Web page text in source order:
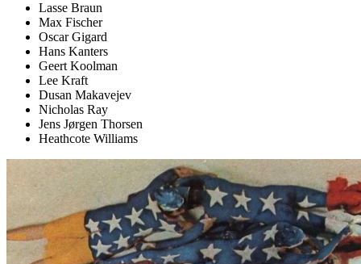
Lasse Braun
Max Fischer
Oscar Gigard
Hans Kanters
Geert Koolman
Lee Kraft
Dusan Makavejev
Nicholas Ray
Jens Jørgen Thorsen
Heathcote Williams